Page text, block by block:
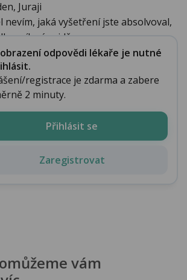
Juraji
nevím, jaká vyšetření jste absolvoval,
vás vidě...
odpovědi lékaře je nutné
registrace je zdarma a zabere
2 minuty.
Přihlásit se
Zaregistrovat
vám